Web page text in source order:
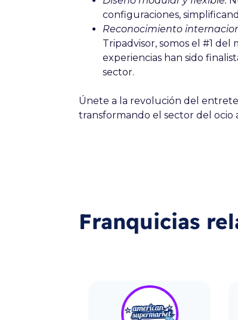
configuraciones,
Reconocimiento
Tripadvisor, somos el #1
experiencias han sido
sector.
Únete a la revolución del
transformando el sector del ocio
Franquicias